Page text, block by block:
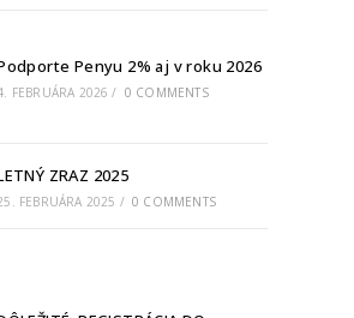
Penyu 2% aj v roku 2026
FEBRUÁRA 2026 / 0 COMMENTS
ZRAZ 2025
FEBRUÁRA 2025 / 0 COMMENTS